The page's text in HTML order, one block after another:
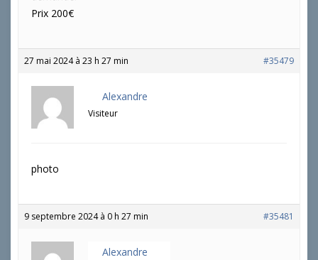
Prix 200€
27 mai 2024 à 23 h 27 min #35479
Alexandre
Visiteur
photo
9 septembre 2024 à 0 h 27 min #35481
Alexandre